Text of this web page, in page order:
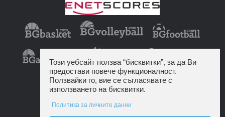
Този уебсайт ползва “бисквитки”, за да Ви
предостави повече функционалност.
Ползвайки го, вие се съгласявате с
използването на бисквитки.
Политика за личните данни